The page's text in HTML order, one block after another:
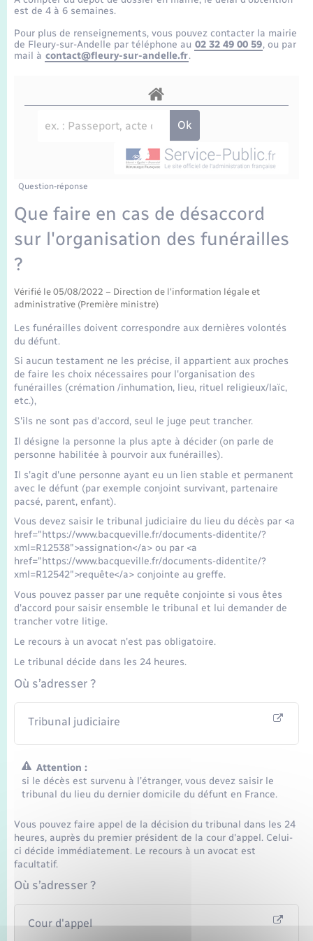
Etat-civil - Papiers - Citoyenneté
Mariage – PACS
Recensement
Loisirs
Organisation d’événement
Transports
Transports scolaires
Voirie et espace public
Travaux - Autorisation d’occupation de l’espace
public
Compétences
Présentation de la commune
La Communauté de communes
est de 4 à 6 semaines.
Pour plus de renseignements, vous pouvez contacter la mairie
de Fleury-sur-Andelle par téléphone au 02 32 49 00 59, ou par
mail à contact@fleury-sur-andelle.fr.
Question-réponse
Que faire en cas de désaccord
sur l'organisation des funérailles
?
Vérifié le 05/08/2022 – Direction de l'information légale et
administrative (Première ministre)
Les funérailles doivent correspondre aux dernières volontés
du défunt.
Si aucun testament ne les précise, il appartient aux proches
de faire les choix nécessaires pour l'organisation des
funérailles (crémation /inhumation, lieu, rituel religieux/laïc,
etc.),
S'ils ne sont pas d'accord, seul le juge peut trancher.
Il désigne la personne la plus apte à décider (on parle de
personne habilitée à pourvoir aux funérailles).
Il s'agit d'une personne ayant eu un lien stable et permanent
avec le défunt (par exemple conjoint survivant, partenaire
pacsé, parent, enfant).
Vous devez saisir le tribunal judiciaire du lieu du décès par <a
href="https://www.bacqueville.fr/documents-didentite/?
xml=R12538">assignation</a> ou par <a
href="https://www.bacqueville.fr/documents-didentite/?
xml=R12542">requête</a> conjointe au greffe.
Vous pouvez passer par une requête conjointe si vous êtes
d'accord pour saisir ensemble le tribunal et lui demander de
trancher votre litige.
Le recours à un avocat n'est pas obligatoire.
Le tribunal décide dans les 24 heures.
Où s’adresser ?
Tribunal judiciaire
Attention :
si le décès est survenu à l’étranger, vous devez saisir le
tribunal du lieu du dernier domicile du défunt en France.
Vous pouvez faire appel de la décision du tribunal dans les 24
heures, auprès du premier président de la cour d'appel. Celui-
ci décide immédiatement. Le recours à un avocat est
facultatif.
Où s’adresser ?
Cour d'appel